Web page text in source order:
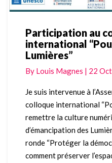
Participation
au
colloque
“Pour
un
des
Lumières”
Participation au
international
Lumières”
By Louis Magnes | 22
Je suis intervenue à
colloque international
remettre la culture
d’émancipation des
ronde “Protéger la
comment préserver